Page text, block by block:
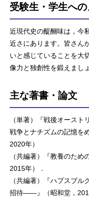
受験生・学生へ
近現代史の醍醐味は，今
近さにあります。皆さん
いと感じていることを大
像力と独創性を鍛えまし
主な著書・論文
（単著）『戦後オース
戦争とナチズムの記憶を
2020年）
（共編著）『教養のため
2015年）．
（共編著）『ハプスブ
招待——』（昭和堂，